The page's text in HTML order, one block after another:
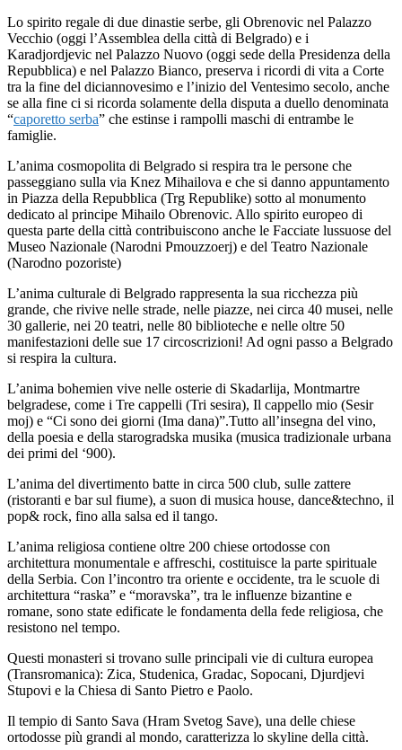
Lo spirito regale di due dinastie serbe, gli Obrenovic nel Palazzo
Vecchio (oggi l’Assemblea della città di Belgrado) e i
Karadjordjevic nel Palazzo Nuovo (oggi sede della Presidenza della
Repubblica) e nel Palazzo Bianco, preserva i ricordi di vita a Corte
tra la fine del diciannovesimo e l’inizio del Ventesimo secolo, anche
se alla fine ci si ricorda solamente della disputa a duello denominata
“caporetto serba” che estinse i rampolli maschi di entrambe le
famiglie.
L’anima cosmopolita di Belgrado si respira tra le persone che
passeggiano sulla via Knez Mihailova e che si danno appuntamento
in Piazza della Repubblica (Trg Republike) sotto al monumento
dedicato al principe Mihailo Obrenovic. Allo spirito europeo di
questa parte della città contribuiscono anche le Facciate lussuose del
Museo Nazionale (Narodni Pmouzzoerj) e del Teatro Nazionale
(Narodno pozoriste)
L’anima culturale di Belgrado rappresenta la sua ricchezza più
grande, che rivive nelle strade, nelle piazze, nei circa 40 musei, nelle
30 gallerie, nei 20 teatri, nelle 80 biblioteche e nelle oltre 50
manifestazioni delle sue 17 circoscrizioni! Ad ogni passo a Belgrado
si respira la cultura.
L’anima bohemien vive nelle osterie di Skadarlija, Montmartre
belgradese, come i Tre cappelli (Tri sesira), Il cappello mio (Sesir
moj) e “Ci sono dei giorni (Ima dana)”.Tutto all’insegna del vino,
della poesia e della starogradska musika (musica tradizionale urbana
dei primi del ‘900).
L’anima del divertimento batte in circa 500 club, sulle zattere
(ristoranti e bar sul fiume), a suon di musica house, dance&techno, il
pop& rock, fino alla salsa ed il tango.
L’anima religiosa contiene oltre 200 chiese ortodosse con
architettura monumentale e affreschi, costituisce la parte spirituale
della Serbia. Con l’incontro tra oriente e occidente, tra le scuole di
architettura “raska” e “moravska”, tra le influenze bizantine e
romane, sono state edificate le fondamenta della fede religiosa, che
resistono nel tempo.
Questi monasteri si trovano sulle principali vie di cultura europea
(Transromanica): Zica, Studenica, Gradac, Sopocani, Djurdjevi
Stupovi e la Chiesa di Santo Pietro e Paolo.
Il tempio di Santo Sava (Hram Svetog Save), una delle chiese
ortodosse più grandi al mondo, caratterizza lo skyline della città.